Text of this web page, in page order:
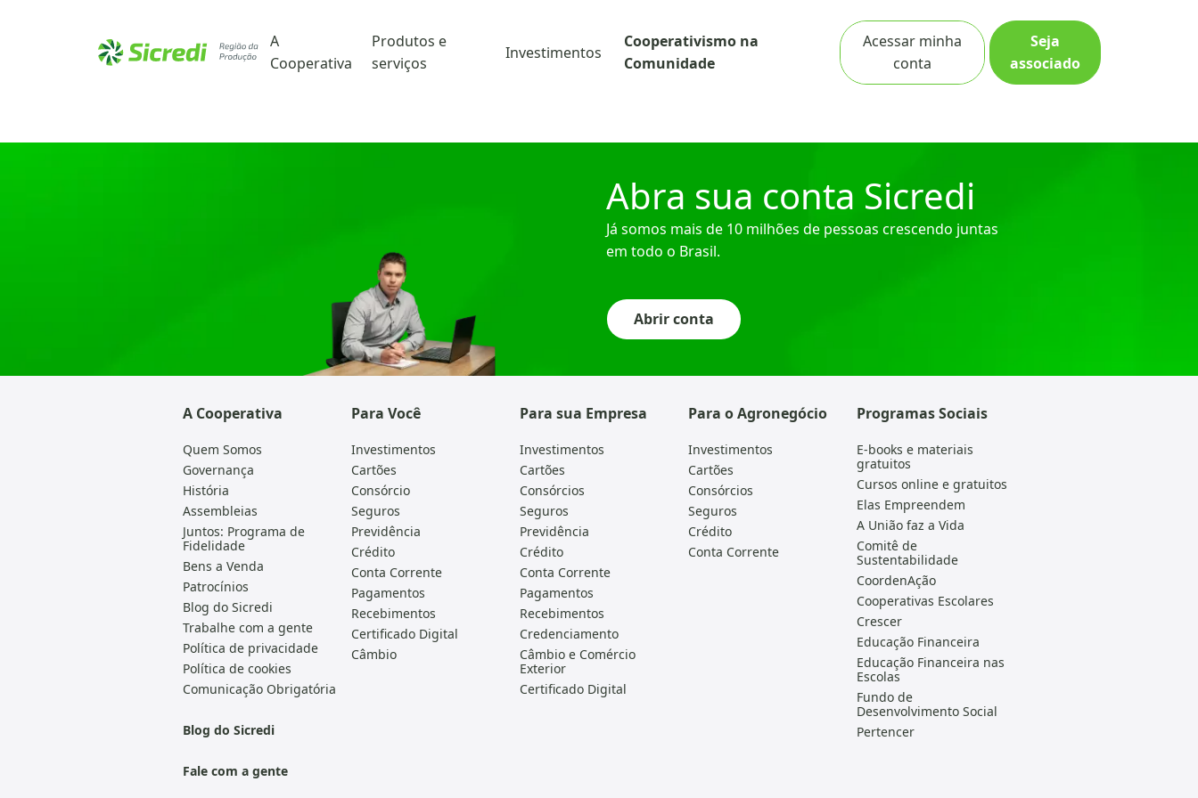
A
Cooperativa
Produtos e
serviços
Investimentos
Cooperativismo na
Comunidade
Acessar minha
conta
Seja
associado
Abra sua conta Sicredi
Já somos mais de 10 milhões de pessoas crescendo juntas
em todo o Brasil.
Abrir conta
A Cooperativa
Quem Somos
Governança
História
Assembleias
Juntos: Programa de
Fidelidade
Bens a Venda
Patrocínios
Blog do Sicredi
Trabalhe com a gente
Política de privacidade
Política de cookies
Comunicação Obrigatória
Blog do Sicredi
Fale com a gente
Para Você
Investimentos
Cartões
Consórcio
Seguros
Previdência
Crédito
Conta Corrente
Pagamentos
Recebimentos
Certificado Digital
Câmbio
Para sua Empresa
Investimentos
Cartões
Consórcios
Seguros
Previdência
Crédito
Conta Corrente
Pagamentos
Recebimentos
Credenciamento
Câmbio e Comércio
Exterior
Certificado Digital
Para o Agronegócio
Investimentos
Cartões
Consórcios
Seguros
Crédito
Conta Corrente
Programas Sociais
E-books e materiais
gratuitos
Cursos online e gratuitos
Elas Empreendem
A União faz a Vida
Comitê de
Sustentabilidade
CoordenAção
Cooperativas Escolares
Crescer
Educação Financeira
Educação Financeira nas
Escolas
Fundo de
Desenvolvimento Social
Pertencer